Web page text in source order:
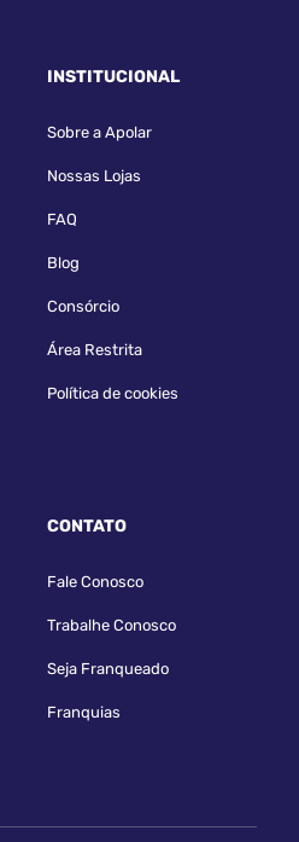
INSTITUCIONAL
Sobre a Apolar
Nossas Lojas
FAQ
Blog
Consórcio
Área Restrita
Política de cookies
CONTATO
Fale Conosco
Trabalhe Conosco
Seja Franqueado
Franquias